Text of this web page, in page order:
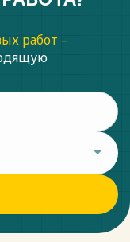
работ –